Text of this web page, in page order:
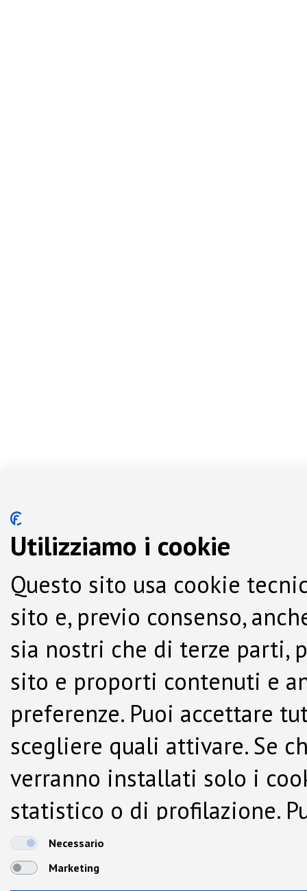
Utilizziamo i cookie
Questo sito usa cookie
sito e, previo consenso,
sia nostri che di terze parti,
sito e proporti contenuti e
preferenze. Puoi accettare
scegliere quali attivare. Se
verranno installati solo i
statistico o di profilazione.
dalla Cookie Policy.
Necessario
Marketing